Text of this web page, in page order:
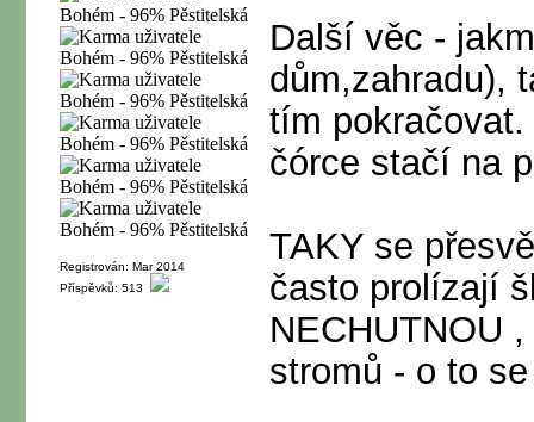
Registrován: Mar 2014
Příspěvků: 513
Další věc -
dům,zahradu),
tím
čórce stačí na
TAKY se
často prolízají
NECHUTNOU
stromů - o to